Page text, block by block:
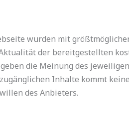
wurden mit
der bereitgestellten
die Meinung des
Inhalte kommt
des Anbieters.